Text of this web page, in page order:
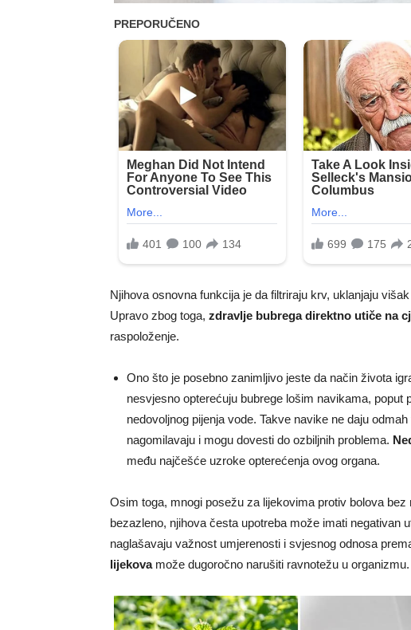
Njihova osnovna funkcija je da filtriraju krv, uklanjaju
Upravo zbog toga, zdravlje bubrega direktno utiče na
raspoloženje.
Ono što je posebno zanimljivo jeste da način života
nesvjesno opterećuju bubrege lošim navikama, poput
nedovoljnog pijenja vode. Takve navike ne daju
nagomilavaju i mogu dovesti do ozbiljnih problema.
među najčešće uzroke opterećenja ovog organa.
Osim toga, mnogi posežu za lijekovima protiv bolova
bezazleno, njihova česta upotreba može imati negativan
naglašavaju važnost umjerenosti i svjesnog odnosa
lijekovamože dugoročno narušiti ravnotežu u organizmu.